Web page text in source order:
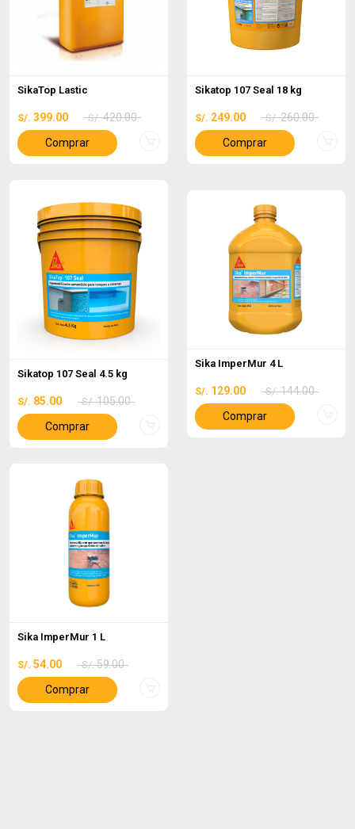
SikaTop Lastic
S/. 399.00 S/.420.00
Comprar
Sikatop 107 Seal 18 kg
S/. 249.00 S/.260.00
Comprar
Sikatop 107 Seal 4.5 kg
S/. 85.00 S/.105.00
Comprar
Sika ImperMur 4 L
S/. 129.00 S/.144.00
Comprar
Sika ImperMur 1 L
S/. 54.00 S/.59.00
Comprar